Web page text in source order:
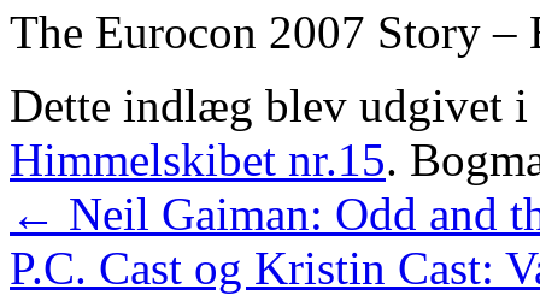
The Eurocon 2007 Story –
Dette indlæg blev udgivet i
Himmelskibet nr.15.
← Neil Gaiman: Odd and
P.C. Cast og Kristin Cast: